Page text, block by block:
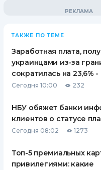
ТАКЖЕ ПО ТЕМЕ
Заработная плата,
украинцами из-за
сократилась на 23,6%
Сегодня 10:00 232
НБУ обяжет банки
клиентов о статусе
Сегодня 08:02 1273
Топ-5 премиальных
привилегиями: какие